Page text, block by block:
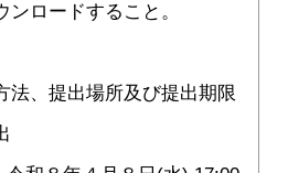
ロードすること。
、提出場所及び提出期限